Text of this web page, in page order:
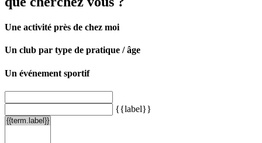
Une activité près de chez moi
Un club par type de pratique / âge
Un événement sportif
{{label}}